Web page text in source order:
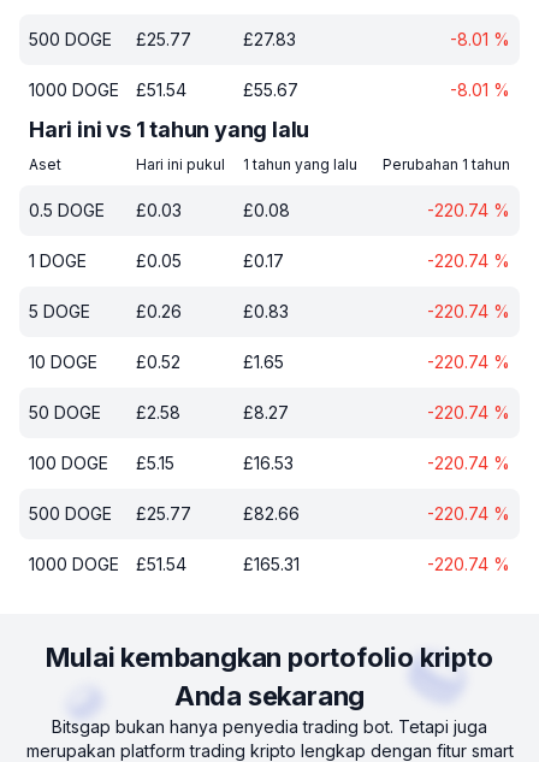
500 DOGE £25.77 £27.83 -8.01 %
1000 DOGE £51.54 £55.67 -8.01 %
Hari ini vs 1 tahun yang lalu
Aset Hari ini pukul 1 tahun yang lalu Perubahan 1 tahun
0.5 DOGE £0.03 £0.08 -220.74 %
1 DOGE £0.05 £0.17 -220.74 %
5 DOGE £0.26 £0.83 -220.74 %
10 DOGE £0.52 £1.65 -220.74 %
50 DOGE £2.58 £8.27 -220.74 %
100 DOGE £5.15 £16.53 -220.74 %
500 DOGE £25.77 £82.66 -220.74 %
1000 DOGE £51.54 £165.31 -220.74 %
Mulai kembangkan portofolio kripto
Anda sekarang
Bitsgap bukan hanya penyedia trading bot. Tetapi juga
merupakan platform trading kripto lengkap dengan fitur smart